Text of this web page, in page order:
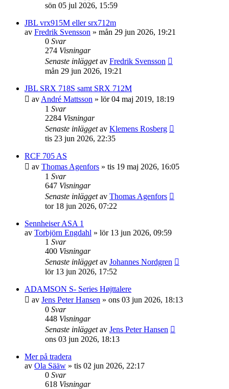
sön 05 jul 2026, 15:59
JBL vrx915M eller srx712m
av Fredrik Svensson » mån 29 jun 2026, 19:21
0 Svar
274 Visningar
Senaste inläggetav Fredrik Svensson
mån 29 jun 2026, 19:21
JBL SRX 718S samt SRX 712M
avAndré Mattsson » lör 04 maj 2019, 18:19
1 Svar
2284 Visningar
Senaste inläggetav Klemens Rosberg
tis 23 jun 2026, 22:35
RCF 705 AS
av Thomas Agenfors » tis 19 maj 2026, 16:05
1 Svar
647 Visningar
Senaste inläggetav Thomas Agenfors
tor 18 jun 2026, 07:22
Sennheiser ASA 1
av Torbjörn Engdahl » lör 13 jun 2026, 09:59
1 Svar
400 Visningar
Senaste inläggetav Johannes Nordgren
lör 13 jun 2026, 17:52
ADAMSON S- Series Højttalere
av Jens Peter Hansen » ons 03 jun 2026, 18:13
0 Svar
448 Visningar
Senaste inläggetav Jens Peter Hansen
ons 03 jun 2026, 18:13
Mer på tradera
av Ola Sääw » tis 02 jun 2026, 22:17
0 Svar
618 Visningar